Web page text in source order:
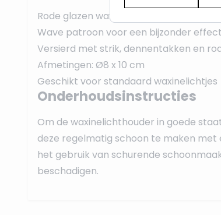
Rode glazen waxinelichthouder
Wave patroon voor een bijzonder effect
Versierd met strik, dennentakken en
Afmetingen: Ø8 x 10 cm
Geschikt voor standaard waxinelichtjes
Onderhoudsinstructies
Om de waxinelichthouder in goede
deze regelmatig schoon te maken met
het gebruik van schurende
beschadigen.